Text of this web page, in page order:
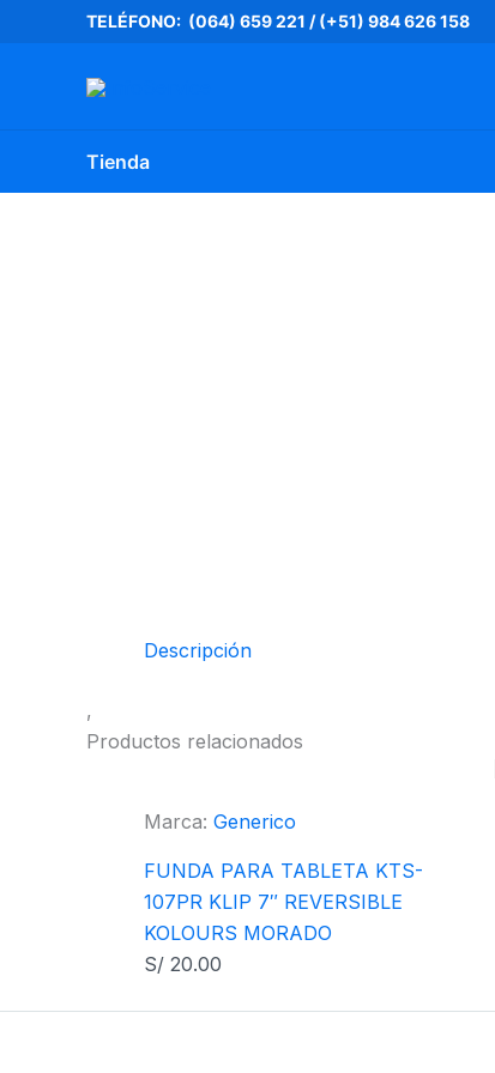
contenido
TELÉFONO: (064) 659 221 /(+51) 984 626 158
Tienda
Descripción
,
Productos relacionados
Marca: Generico
FUNDA PARA TABLETA KTS-
107PR KLIP 7″ REVERSIBLE
KOLOURS MORADO
S/ 20.00